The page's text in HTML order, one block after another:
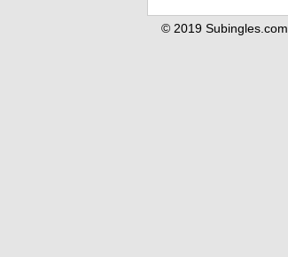
© 2019 Subingles.com